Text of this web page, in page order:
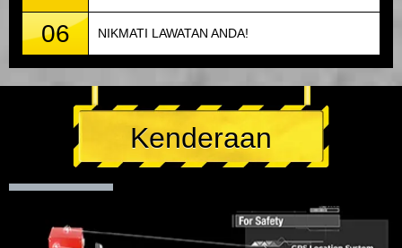
06 NIKMATI LAWATAN ANDA!
Kenderaan